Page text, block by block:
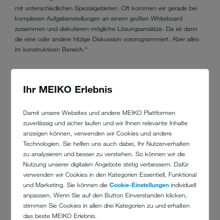
Ihr MEIKO Erlebnis
Damit unsere Websites und andere MEIKO Plattformen
zuverlässig und sicher laufen und wir Ihnen relevante Inhalte
anzeigen können, verwenden wir Cookies und andere
Technologien. Sie helfen uns auch dabei, Ihr Nutzerverhalten
zu analysieren und besser zu verstehen. So können wir die
Nutzung unserer digitalen Angebote stetig verbessern. Dafür
verwenden wir Cookies in den Kategorien Essentiell, Funktional
und Marketing. Sie können dieCookie-Einstellungen individuell
anpassen. Wenn Sie auf den Button Einverstanden klicken,
stimmen Sie Cookies in allen drei Kategorien zu und erhalten
das beste MEIKO Erlebnis.
mit unterschiedlichen Spezialgebieten. Oft kommen wir gerade bei
komplexen Aufgabenstellungen an einem großen Whiteboard
zusammen und diskutieren mögliche Lösungsansätze. Da ist dann
die eine oder andere hitzige Diskussion vorprogrammiert. Aber alles
im konstruktiven Bereich.“
NIE?
Vollautomatisierung zwischen verschiedenen
Automatisierungsmodulen realisiert werden musste. Wir hatten über
viele Wochen die einzelnen Bausteine detailliert programmiert und
getestet. Jedes einzelne Modul funktionierte einwandfrei, nur der
übergreifende Prozess wollte einfach nicht flüssig durchlaufen. Da
haben wir eines Morgens im Team beschlossen, dass wir das Projekt
noch mal auf „null“ setzen. Mit einem neuen Prozess haben wir dann
in deutlich kürzerer Zeit das Problem gelöst.“